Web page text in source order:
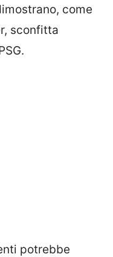
come
sconfitta
potrebbe